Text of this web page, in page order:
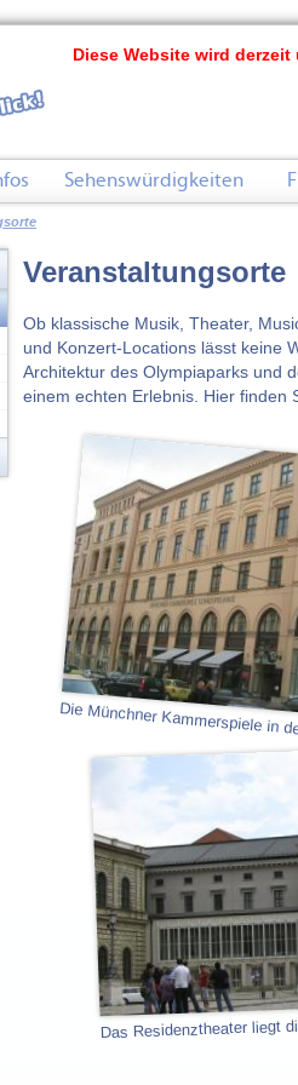
Veranstaltungsorte
Ob klassische Musik, Theater,
und Konzert-Locations lässt keine
Architektur des Olympiaparks und
einem echten Erlebnis. Hier finden
Die Münchner Kammerspiele in
Das Residenztheater liegt
Diese Website wird
Sehenswürdigkeiten